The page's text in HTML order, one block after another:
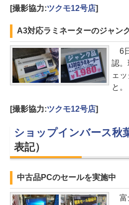
[撮影協力:ツクモ12号店]
A3対応ラミネーターのジャン
6
認
ェ
と。
[撮影協力:ツクモ12号店]
ショップインバース秋
表記）
中古品PCのセールを実施中
富